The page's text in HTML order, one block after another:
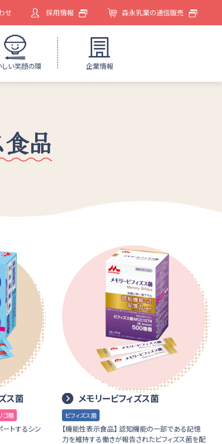
しい笑顔の環 企業情報
せ 採用情報 森永乳業の通信販売
品
ス菌
ゴ糖
トするシン
メモリービフィズス菌
ビフィズス菌
【機能性表示食品】 認知機能の一部である記憶
力を維持する働きが報告されたビフィズス菌を配